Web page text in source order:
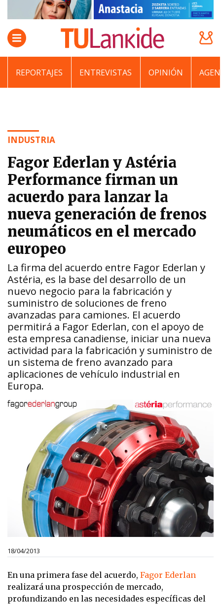
REPORTAJES ENTREVISTAS OPINIÓN
INDUSTRIA
Fagor Ederlan y Astéria
Performance firman un
acuerdo para lanzar la
nueva generación de frenos
neumáticos en el mercado
europeo
La firma del acuerdo entre Fagor Ederlan y
Astéria, es la base del desarrollo de un
nuevo negocio para la fabricación y
suministro de soluciones de freno
avanzadas para camiones. El acuerdo
permitirá a Fagor Ederlan, con el apoyo de
esta empresa canadiense, iniciar una nueva
actividad para la fabricación y suministro de
un sistema de freno avanzado para
aplicaciones de vehículo industrial en
Europa.
18/04/2013
En una primera fase del acuerdo, Fagor Ederlan
realizará una prospección de mercado,
profundizando en las necesidades específicas del